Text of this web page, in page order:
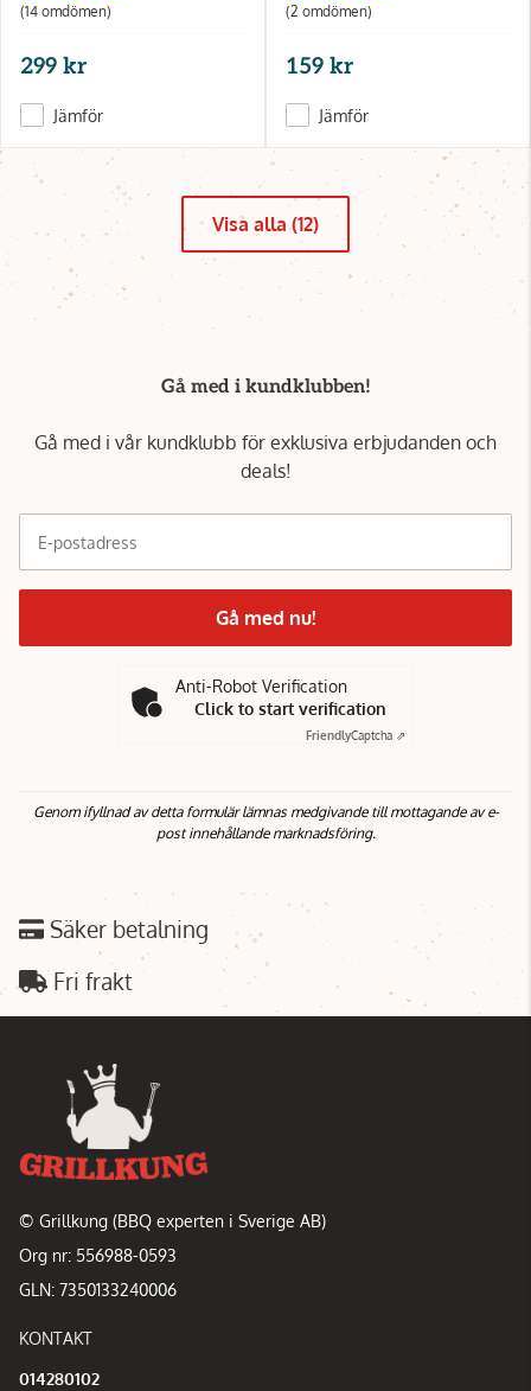
(14 omdömen)
299 kr
Jämför
(2 omdömen)
159 kr
Jämför
Visa alla (12)
Gå med i kundklubben!
Gå med i vår kundklubb för exklusiva erbjudanden och
deals!
E-postadress
Gå med nu!
Anti-Robot Verification
Click to start verification
FriendlyCaptcha ⇗
Genom ifyllnad av detta formulär lämnas medgivande till mottagande av e-
post innehållande marknadsföring.
Säker betalning
Fri frakt
© Grillkung (BBQ experten i Sverige AB)
Org nr: 556988-0593
GLN: 7350133240006
KONTAKT
014280102